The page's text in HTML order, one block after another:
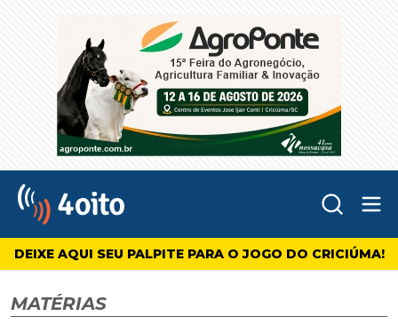
4oito
DEIXE AQUI SEU PALPITE PARA O JOGO DO CRICIÚMA!
MATÉRIAS